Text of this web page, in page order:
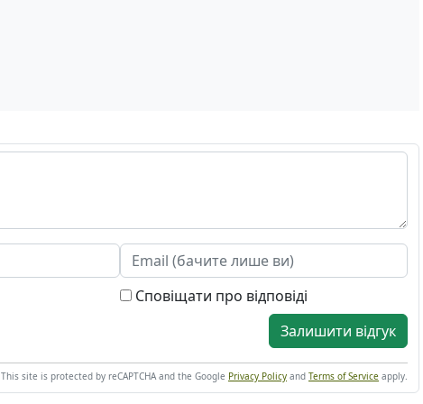
Сповіщати про відповіді
Залишити відгук
This site is protected by reCAPTCHA and the Google Privacy Policy and Terms of Service apply.